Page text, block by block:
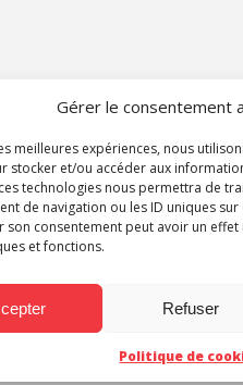
Gérer le consentement
meilleures expériences, nous
stocker et/ou accéder aux
technologies nous permettra de
de navigation ou les ID uniques
son consentement peut avoir un effet
et fonctions.
Refuser
Politique de